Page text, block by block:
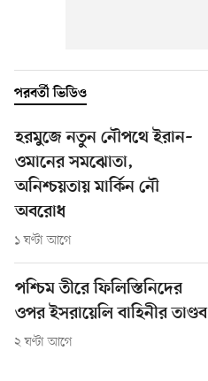
পরবর্তী ভিডিও
হরমুজে নতুন নৌপথে ইরান–
ওমানের সমঝোতা,
অনিশ্চয়তায় মার্কিন নৌ
অবরোধ
১ ঘণ্টা আগে
পশ্চিম তীরে ফিলিস্তিনিদের
ওপর ইসরায়েলি বাহিনীর তাণ্ডব
২ ঘণ্টা আগে